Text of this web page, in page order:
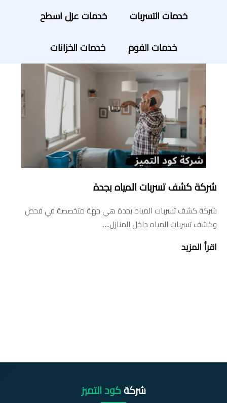
خدمات التسربات خدمات عزل اسطح
خدمات الفوم خدمات الخزانات
شركة كشف تسربات المياه بجدة
شركة كشف تسربات المياه بجدة هي جهة متخصصة في فحص
وكشف تسربات المياه داخل المنازل…
اقرأ المزيد
شركةكود التميز